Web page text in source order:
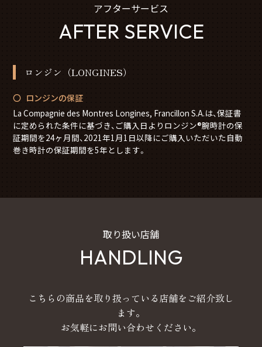
アフターサービス
AFTER SERVICE
ロンジン（LONGINES）
ロンジンの保証
La Compagnie des Montres Longines, Francillon S.A.は、保証書
に定められた条件に基づき、ご購入日よりロンジン®腕時計の保
証期間を24ヶ月間、2021年1月1日以降にご購入いただいた自動
巻き時計の保証期間を5年とします。
取り扱い店舗
HANDLING
こちらの商品を取り扱っている店舗をご紹介致し
ます。
お気軽にお問い合わせください。